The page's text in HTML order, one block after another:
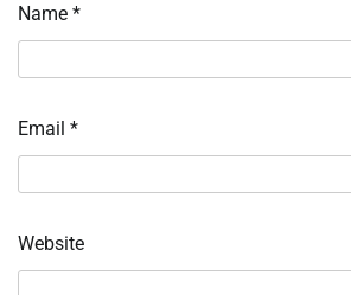
Name *
Email *
Website